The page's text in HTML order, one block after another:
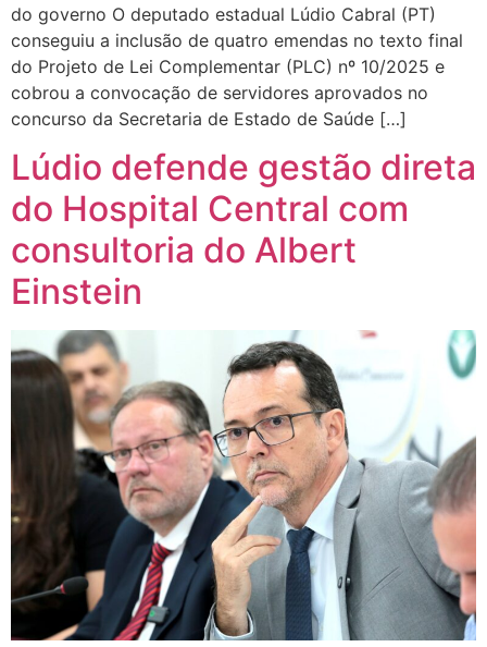
do governo O deputado estadual Lúdio Cabral (PT)
conseguiu a inclusão de quatro emendas no texto final
do Projeto de Lei Complementar (PLC) nº 10/2025 e
cobrou a convocação de servidores aprovados no
concurso da Secretaria de Estado de Saúde […]
Lúdio defende gestão direta
do Hospital Central com
consultoria do Albert
Einstein